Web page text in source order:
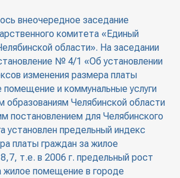
внеочередное заседание
комитета «Единый
области». На заседании
№ 4/1 «Об установлении
изменения размера платы
помещение и коммунальные услуги
образованиям Челябинской области
постановлением для Челябинского
установлен предельный индекс
платы граждан за жилое
т.е. в 2006 г. предельный рост
жилое помещение в городе